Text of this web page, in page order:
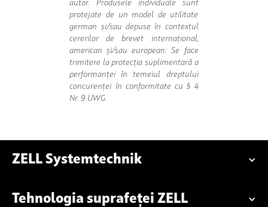
autor. Produsele individuale sunt
protejate de un model de utilitate
german și/sau depuse în contextul
cererilor de brevet internațional,
american și/sau european. Se face
trimitere la protecția suplimentară a
performanței în temeiul dreptului
concurenței în conformitate cu § 4
Nr. 9 UWG.
ZELL Systemtechnik
Tehnologia suprafeței ZELL